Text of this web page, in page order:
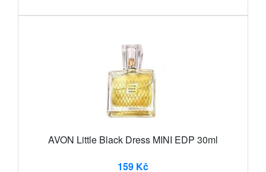
AVON Little Black Dress MINI EDP 30ml
159 Kč